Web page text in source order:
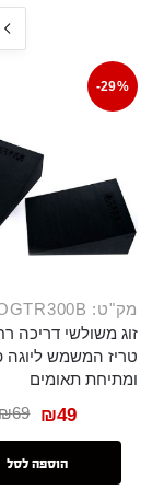
-29%
מק"ט: YOGTR300B
זוג משולשי דריכה
טריז המשמש ליוגה
ומתיחת תאומים
69 ₪49
הוספה לסל